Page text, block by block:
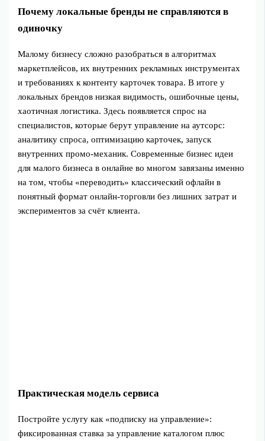
Почему локальные бренды не справляются в
одиночку
Малому бизнесу сложно разобраться в алгоритмах
маркетплейсов, их внутренних рекламных инструментах
и требованиях к контенту карточек товара. В итоге у
локальных брендов низкая видимость, ошибочные цены,
хаотичная логистика. Здесь появляется спрос на
специалистов, которые берут управление на аутсорс:
аналитику спроса, оптимизацию карточек, запуск
внутренних промо‑механик. Современные бизнес идеи
для малого бизнеса в онлайне во многом завязаны именно
на том, чтобы «переводить» классический офлайн в
понятный формат онлайн‑торговли без лишних затрат и
экспериментов за счёт клиента.
Практическая модель сервиса
Постройте услугу как «подписку на управление»:
фиксированная ставка за управление каталогом плюс